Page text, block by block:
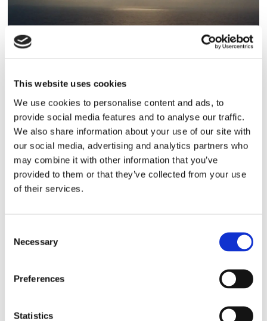
This website uses cookies
We use cookies to personalise content and ads, to
provide social media features and to analyse our traffic.
We also share information about your use of our site with
our social media, advertising and analytics partners who
may combine it with other information that you’ve
provided to them or that they’ve collected from your use
of their services.
Selection
Necessary
Preferences
Statistics
Lars ”Lasse” Fransén
autonoma färjor